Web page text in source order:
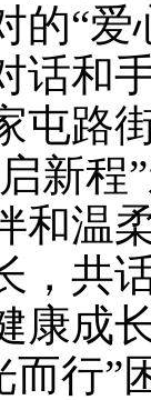
的“
话和
屯路
新
和温
共话
康成
而行